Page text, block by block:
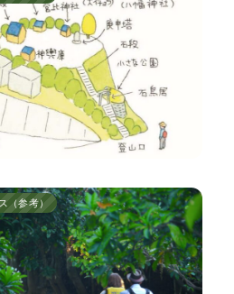
（参考）